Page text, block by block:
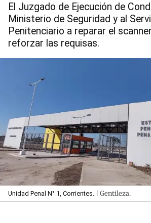
El Juzgado de Ejecución de
Ministerio de Seguridad y al
Penitenciario a reparar el
reforzar las requisas.
Unidad Penal N° 1, Corrientes. | Gentileza.